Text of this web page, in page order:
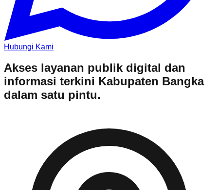
Hubungi Kami
Akses layanan publik digital dan
informasi terkini Kabupaten Bangka
dalam satu pintu.